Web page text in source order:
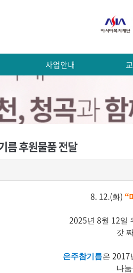
사업안내
름 후원물품 전달
8. 12.(화) “
2025년 8월 12일
갓
은주참기름은 2017
나